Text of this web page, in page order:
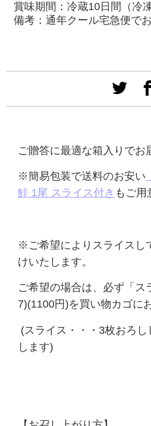
賞味期間：冷蔵10日間（冷凍
備考：通年クール宅急便で
ご贈答に最適な箱入りでお
※簡易包装で送料のお安い
鮭 1尾 スライス付き もご用
※ご希望によりスライスし
けいたします。
ご希望の場合は、必ず「ス
7)(1100円)を買い物カゴに
(スライス・・・3枚おろ
します)